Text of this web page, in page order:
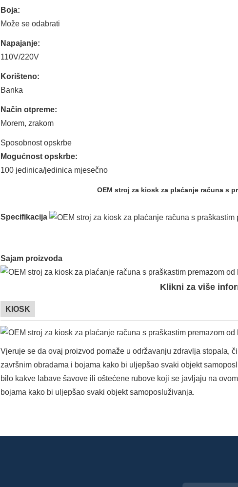
Boja:
Može se odabrati
Napajanje:
110V/220V
Korišteno:
Banka
Način otpreme:
Morem, zrakom
Sposobnost opskrbe
Mogućnost opskrbe:
100 jedinica/jedinica mjesečno
OEM stroj za kiosk za plaćanje računa s
Specifikacija
Sajam proizvoda
Klikni za više
KIOSK
Vjeruje se da ovaj proizvod pomaže u održavanju zdravlja stopala,
završnim obradama i bojama kako bi uljepšao svaki objekt
bilo kakve labave šavove ili oštećene rubove koji se javljaju na
bojama kako bi uljepšao svaki objekt samoposluživanja.